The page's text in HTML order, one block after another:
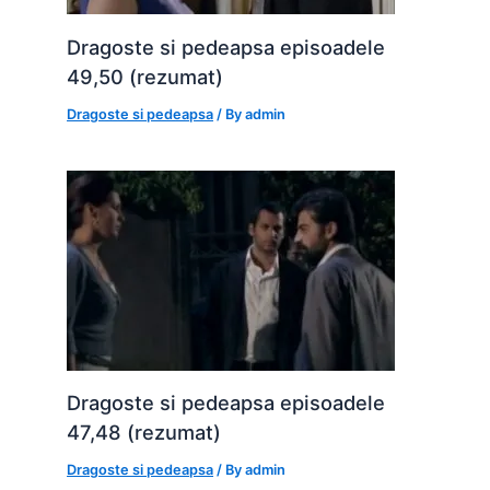
Dragoste si pedeapsa episoadele
49,50 (rezumat)
Dragoste si pedeapsa / Byadmin
Dragoste si pedeapsa episoadele
47,48 (rezumat)
Dragoste si pedeapsa / Byadmin